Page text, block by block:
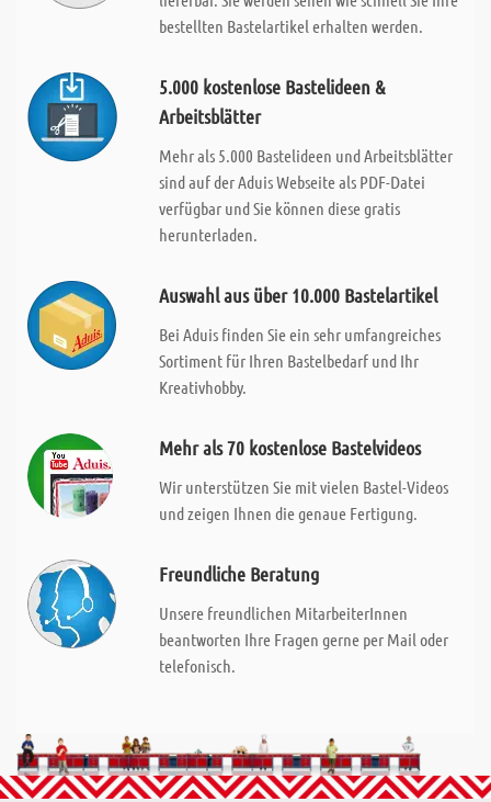
bestellten Bastelartikel erhalten werden.
5.000 kostenlose Bastelideen &
Arbeitsblätter
Mehr als 5.000 Bastelideen und Arbeitsblätter
sind auf der Aduis Webseite als PDF-Datei
verfügbar und Sie können diese gratis
herunterladen.
Auswahl aus über 10.000 Bastelartikel
Bei Aduis finden Sie ein sehr umfangreiches
Sortiment für Ihren Bastelbedarf und Ihr
Kreativhobby.
Mehr als 70 kostenlose Bastelvideos
Wir unterstützen Sie mit vielen Bastel-Videos
und zeigen Ihnen die genaue Fertigung.
Freundliche Beratung
Unsere freundlichen MitarbeiterInnen
beantworten Ihre Fragen gerne per Mail oder
telefonisch.